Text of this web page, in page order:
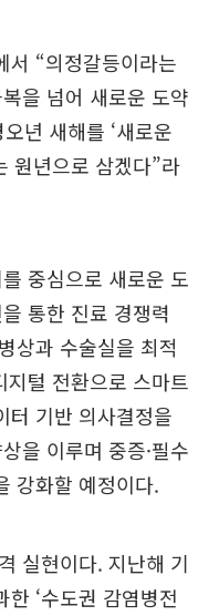
서 “의정갈등이라는
을 넘어 새로운 도약
년 새해를 ‘새로운
원년으로 삼겠다”라
중심으로 새로운 도
통한 진료 경쟁력
상과 수술실을 최적
털 전환으로 스마트
터 기반 의사결정을
을 이루며 중증·필수
강화할 예정이다.
실현이다. 지난해 기
‘수도권 감염병전